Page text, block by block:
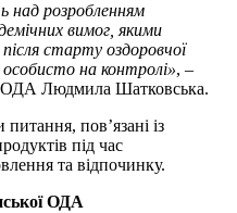
над розробленням
вимог, якими
старту оздоровчої
на контролі», –
ОДА Людмила Шатковська.
пов’язані із
під час
та відпочинку.
ОДА